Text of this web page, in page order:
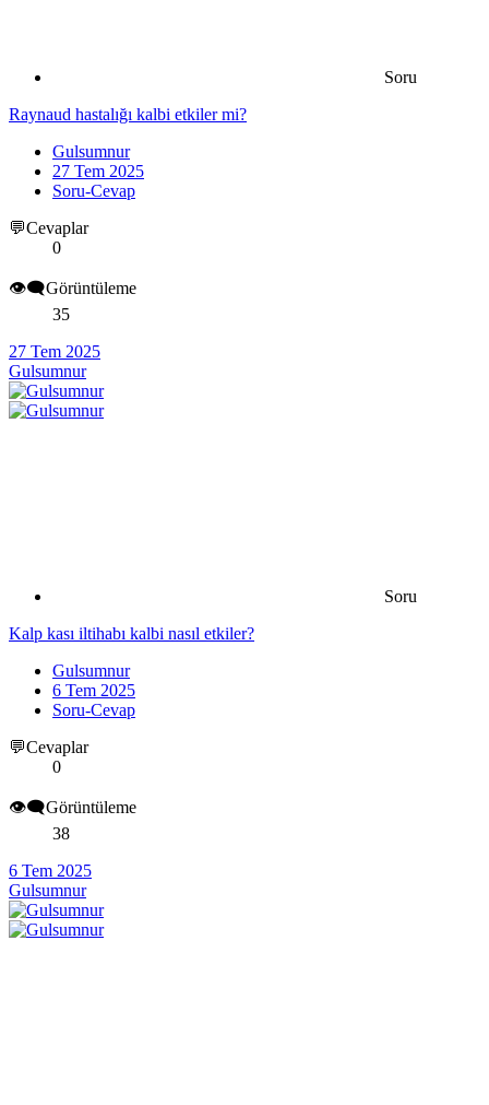
Soru
Raynaud hastalığı kalbi etkiler mi?
Gulsumnur
27 Tem 2025
Soru-Cevap
💬Cevaplar
0
👁️‍🗨️Görüntüleme
35
27 Tem 2025
Gulsumnur
Soru
Kalp kası iltihabı kalbi nasıl etkiler?
Gulsumnur
6 Tem 2025
Soru-Cevap
💬Cevaplar
0
👁️‍🗨️Görüntüleme
38
6 Tem 2025
Gulsumnur